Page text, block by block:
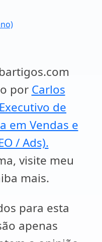
por Carlos
de
em Vendas e
/ Ads).
visite meu
mais.
para esta
apenas